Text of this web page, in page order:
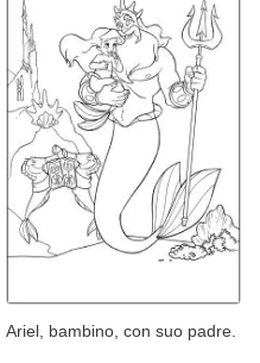
Ariel, bambino, con suo padre.